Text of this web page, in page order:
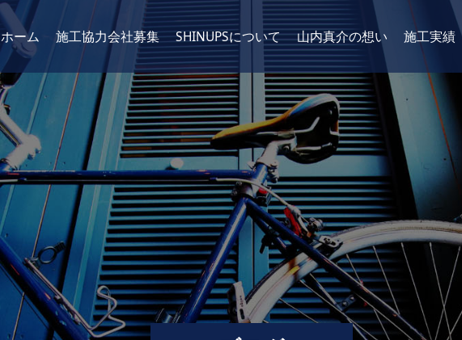
ホーム 施工協力会社募集 SHINUPSについて 山内真介の想い 施工実績